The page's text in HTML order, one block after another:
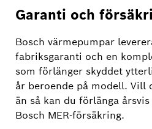
Garanti och
Bosch värmepumpar
fabriksgaranti och en
som förlänger skyddet
år beroende på modell. Vill
än så kan du förlänga
Bosch MER-försäkring.